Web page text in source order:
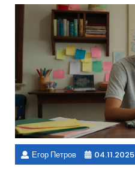
Егор Петров 04.11.2025